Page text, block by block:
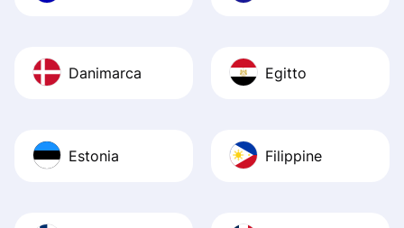
Danimarca Egitto
Estonia Filippine